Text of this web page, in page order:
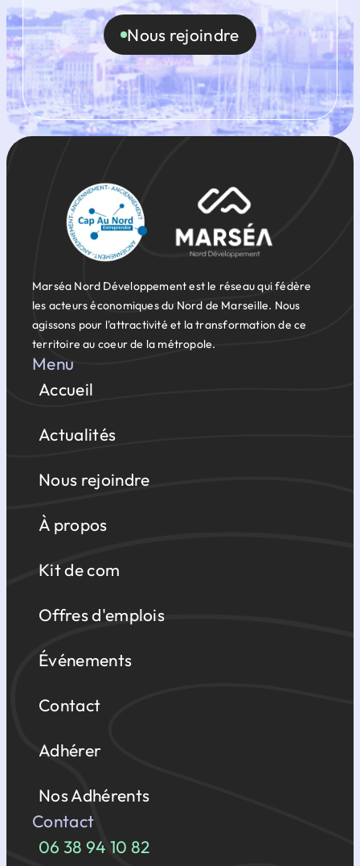
Nous rejoindre
Marséa Nord Développement est le réseau qui fédère
les acteurs économiques du Nord de Marseille. Nous
agissons pour l'attractivité et la transformation de ce
territoire au coeur de la métropole.
Menu
Accueil
Actualités
Nous rejoindre
À propos
Kit de com
Offres d'emplois
Événements
Contact
Adhérer
Nos Adhérents
Contact
06 38 94 10 82